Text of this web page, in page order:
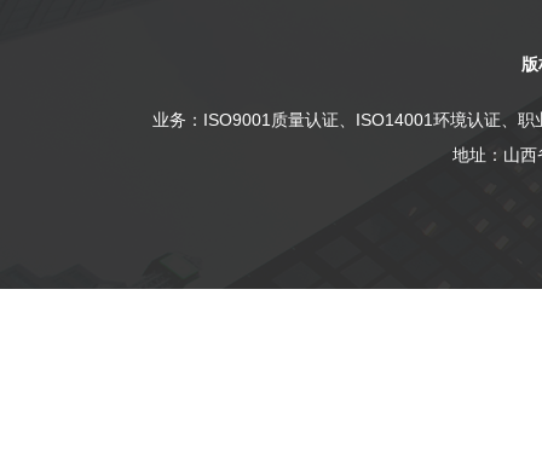
业务： ISO9001质量认证 ISO14001环境认证、 职
地址：山